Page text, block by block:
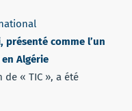
présenté comme l’un
Algérie
« TIC », a été